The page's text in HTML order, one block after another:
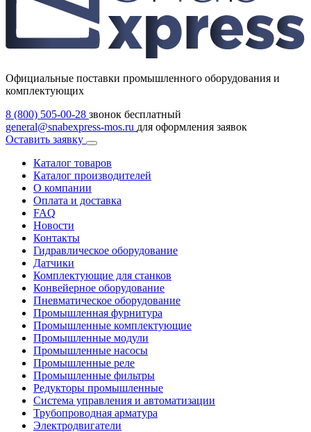
Официальные поставки промышленного оборудования и
комплектующих
8 (800) 505-00-28 звонок бесплатный
general@snabexpress-mos.ru для оформления заявок
Оставить заявку
Каталог товаров
Каталог производителей
О компании
Оплата и доставка
FAQ
Новости
Контакты
Гидравлическое оборудование
Датчики
Комплектующие для станков
Конвейерное оборудование
Пневматическое оборудование
Промышленная фурнитура
Промышленные комплектующие
Промышленные модули
Промышленные насосы
Промышленные реле
Промышленные фильтры
Редукторы промышленные
Система управления и автоматизации
Трубопроводная арматура
Электродвигатели